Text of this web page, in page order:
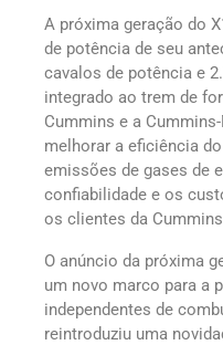
A próxima geração do
de potência de seu
cavalos de potência e
integrado ao trem de
Cummins e a
melhorar a eficiência
emissões de gases de
confiabilidade e os
os clientes da
O anúncio da próxima
um novo marco para a
independentes de
reintroduziu uma